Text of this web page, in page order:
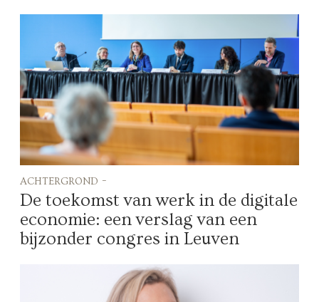
achtergrond -
De toekomst van werk in de digitale
economie: een verslag van een
bijzonder congres in Leuven